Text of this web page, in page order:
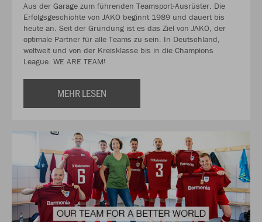
Aus der Garage zum führenden Teamsport-Ausrüster. Die
Erfolgsgeschichte von JAKO beginnt 1989 und dauert bis
heute an. Seit der Gründung ist es das Ziel von JAKO, der
optimale Partner für alle Teams zu sein. In Deutschland,
weltweit und von der Kreisklasse bis in die Champions
League. WE ARE TEAM!
MEHR LESEN